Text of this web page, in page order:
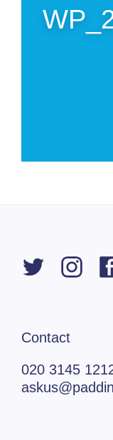
Contact
020 3145